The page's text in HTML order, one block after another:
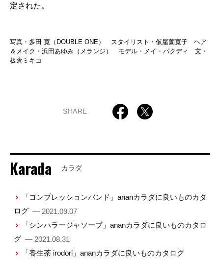
定された。
写真・多田 寛（DOUBLE ONE） スタイリスト・仮屋薗寛子 ヘア
＆メイク・浜田あゆみ（メランジ） モデル・メイ・パクディ 文・
板倉ミキコ
SHARE
Karada カラダ
「コンプレッションバンド」ananカラダに良いものカタ
ログ — 2021.09.07
「シンハラージャソープ」ananカラダに良いものカタロ
グ — 2021.08.31
「養生茶 irodori」ananカラダに良いものカタログ